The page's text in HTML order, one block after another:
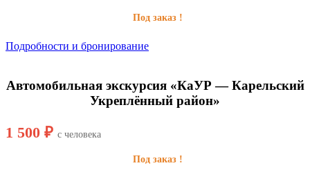
Под заказ !
Подробности и бронирование
Автомобильная экскурсия «КаУР — Карельский
Укреплённый район»
1 500 ₽ с человека
Под заказ !